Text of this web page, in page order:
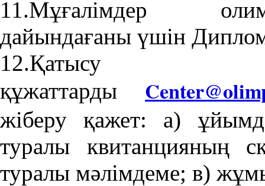
11.Мұғалімдер
дайындағаны үшін
құжаттарды
жіберу қажет: а)
туралы квитанцияның
туралы мәлімдеме; в)